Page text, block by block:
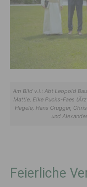
Am Bild v.l.: Abt Leopold
Mattle, Elke Pucks-Faes
Hagele, Hans Grugger,
und
Feierliche